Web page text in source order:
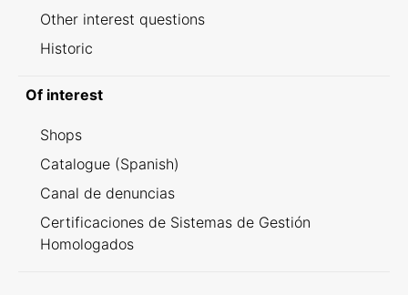
Other interest questions
Historic
Of interest
Shops
Catalogue (Spanish)
Canal de denuncias
Certificaciones de Sistemas de Gestión
Homologados